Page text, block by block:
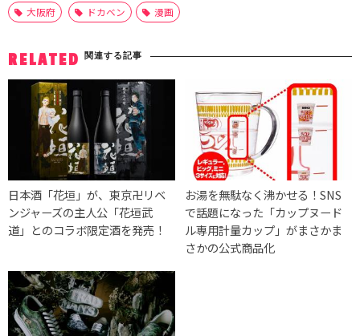
大阪府 ドカベン 漫画
RELATED 関連する記事
日本酒「花垣」が、東京卍リベ
ンジャーズの主人公「花垣武
道」とのコラボ限定酒を発売！
お湯を無駄なく沸かせる！SNS
で話題になった「カップヌード
ル専用計量カップ」がまさかま
さかの公式商品化